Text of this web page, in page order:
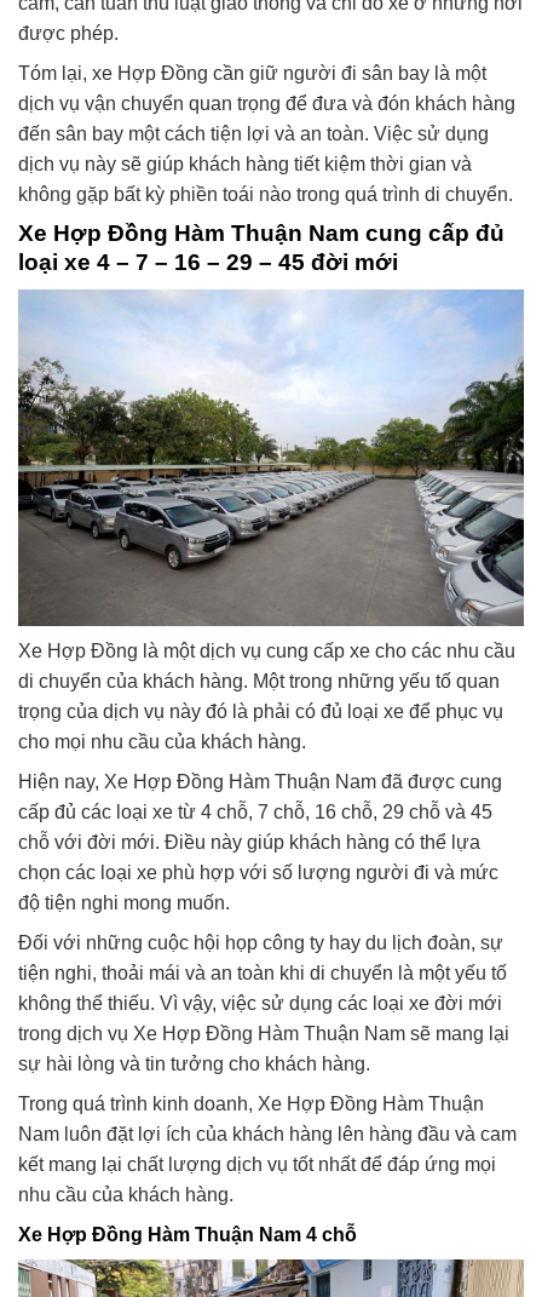
được phép.
Tóm lại, xe Hợp Đồng cần giữ người đi sân bay là một
dịch vụ vận chuyển quan trọng để đưa và đón khách hàng
đến sân bay một cách tiện lợi và an toàn. Việc sử dụng
dịch vụ này sẽ giúp khách hàng tiết kiệm thời gian và
không gặp bất kỳ phiền toái nào trong quá trình di chuyển.
Xe Hợp Đồng Hàm Thuận Nam cung cấp đủ
loại xe 4 – 7 – 16 – 29 – 45 đời mới
Xe Hợp Đồng là một dịch vụ cung cấp xe cho các nhu cầu
di chuyển của khách hàng. Một trong những yếu tố quan
trọng của dịch vụ này đó là phải có đủ loại xe để phục vụ
cho mọi nhu cầu của khách hàng.
Hiện nay, Xe Hợp Đồng Hàm Thuận Nam đã được cung
cấp đủ các loại xe từ 4 chỗ, 7 chỗ, 16 chỗ, 29 chỗ và 45
chỗ với đời mới. Điều này giúp khách hàng có thể lựa
chọn các loại xe phù hợp với số lượng người đi và mức
độ tiện nghi mong muốn.
Đối với những cuộc hội họp công ty hay du lịch đoàn, sự
tiện nghi, thoải mái và an toàn khi di chuyển là một yếu tố
không thể thiếu. Vì vậy, việc sử dụng các loại xe đời mới
trong dịch vụ Xe Hợp Đồng Hàm Thuận Nam sẽ mang lại
sự hài lòng và tin tưởng cho khách hàng.
Trong quá trình kinh doanh, Xe Hợp Đồng Hàm Thuận
Nam luôn đặt lợi ích của khách hàng lên hàng đầu và cam
kết mang lại chất lượng dịch vụ tốt nhất để đáp ứng mọi
nhu cầu của khách hàng.
Xe Hợp Đồng Hàm Thuận Nam 4 chỗ